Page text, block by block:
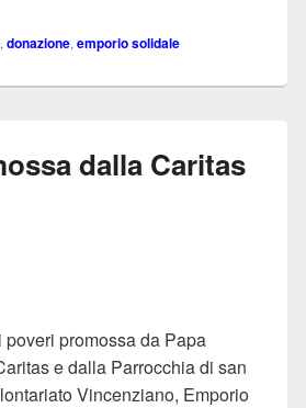
, donazione, emporio solidale
dalla Caritas
poveri promossa da Papa
e dalla Parrocchia di san
Vincenziano, Emporio